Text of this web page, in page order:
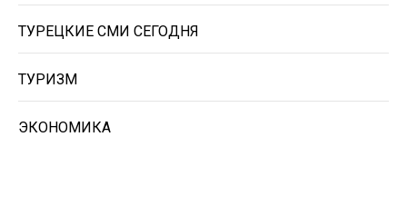
ТУРЕЦКИЕ СМИ СЕГОДНЯ
ТУРИЗМ
ЭКОНОМИКА